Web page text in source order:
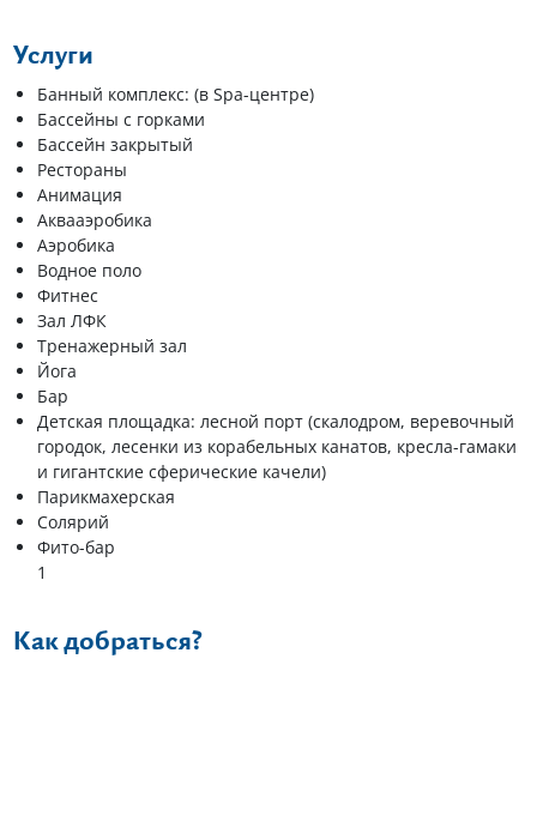
Услуги
Банный комплекс: (в Spa-центре)
Бассейны с горками
Бассейн закрытый
Рестораны
Анимация
Аквааэробика
Аэробика
Водное поло
Фитнес
Зал ЛФК
Тренажерный зал
Йога
Бар
Детская площадка: лесной порт (скалодром, веревочный
городок, лесенки из корабельных канатов, кресла-гамаки
и гигантские сферические качели)
Парикмахерская
Солярий
Фито-бар
1
Как добраться?